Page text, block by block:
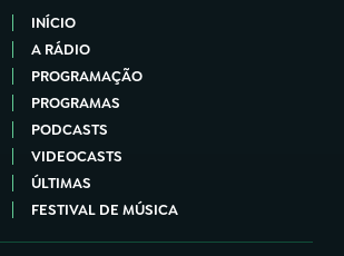
INÍCIO
A RÁDIO
PROGRAMAÇÃO
PROGRAMAS
PODCASTS
VIDEOCASTS
ÚLTIMAS
FESTIVAL DE MÚSICA